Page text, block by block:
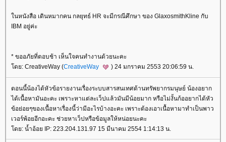
นหนังสือ เดินหมากคน กลยุทธ์ HR จะมีกรณีศึกษา ของ GlaxosmithKline กับ
IBM อยู่ค่ะ
* ขออภัยที่ตอบช้า เห็นใจคนทำงานด้วยนะคะ
ดย: CreativeWay (CreativeWay ) 24 มกราคม 2553 20:06:59 น.
ตอนนี้น้องได้หัวข้อรายงานเรื่องระบบสารสนเทศด้านทรัพยากรมนุษย์ น้องอยาก
ได้เนื้อหามันอะคะ เพราะหาแต่ละเว็ปแล้วมันมีน้อยมาก หรือไม่งั้นก้ออยากได้หัว
ข้อย่อยๆของเนื้อหาเรื่องนี้ว่ามีอะไรบ้างอะคะ เพราะต้องเอาเนื้อหามาทำเป็นพาว
เวอร์พ้อยอีกอะคะ ช่วยหาเว็ปหรือข้อมูลให้หน่อยนะคะ
ดย: น้ำอ้อย IP: 223.204.131.97 15 มีนาคม 2554 1:14:13 น.